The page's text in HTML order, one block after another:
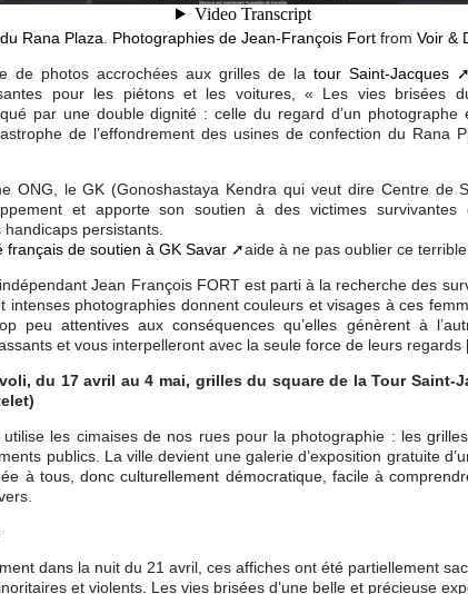
Rana Plaza. Photographies de Jean-François Fort from Voir &
de photos accrochées aux grilles de la tour Saint-Jacques
pour les piétons et les voitures, « Les vies brisées
par une double dignité : celle du regard d’un
de l’effondrement des usines de confection du Rana
ONG, le GK (Gonoshastaya Kendra qui veut dire Centre de
et apporte son soutien à des victimes
persistants.
français de soutien à GK Savar aide à ne pas oublier ce terrible
Jean François FORT est parti à la recherche des
intenses photographies donnent couleurs et visages à ces
peu attentives aux conséquences qu’elles génèrent à
et vous interpelleront avec la seule force de leurs regards
du 17 avril au 4 mai, grilles du square de la Tour Saint-
les cimaises de nos rues pour la photographie : les
publics. La ville devient une galerie d’exposition gratuite
à tous, donc culturellement démocratique, facile à
dans la nuit du 21 avril, ces affiches ont été partiellement
et violents. Les vies brisées d’une belle et précieuse